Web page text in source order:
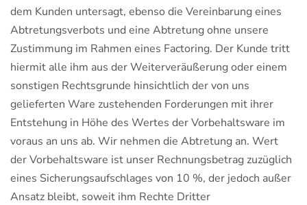
dem Kunden untersagt, ebenso die Vereinbarung eines
Abtretungsverbots und eine Abtretung ohne unsere
Zustimmung im Rahmen eines Factoring. Der Kunde tritt
hiermit alle ihm aus der Weiterveräußerung oder einem
sonstigen Rechtsgrunde hinsichtlich der von uns
gelieferten Ware zustehenden Forderungen mit ihrer
Entstehung in Höhe des Wertes der Vorbehaltsware im
voraus an uns ab. Wir nehmen die Abtretung an. Wert
der Vorbehaltsware ist unser Rechnungsbetrag zuzüglich
eines Sicherungsaufschlages von 10 %, der jedoch außer
Ansatz bleibt, soweit ihm Rechte Dritter